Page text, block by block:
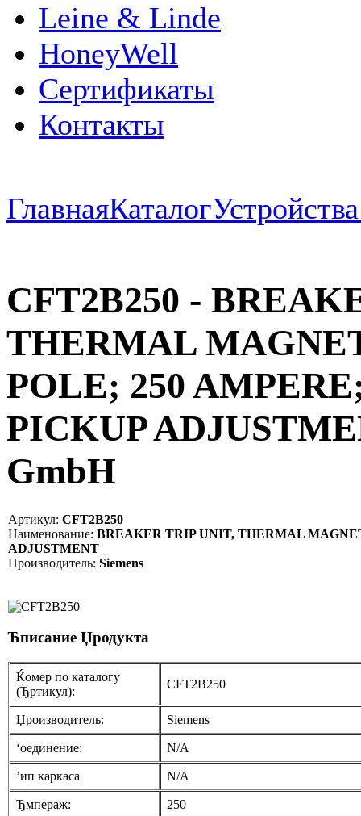
Leine & Linde
HoneyWell
Сертификаты
Контакты
ГлавнаяКаталог
CFT2B250 -
THERMAL
POLE; 250
PICKUP
GmbH
Артикул: CFT2B250
Наименование: BREAKER TRIP UNIT, THERMAL
ADJUSTMENT _
Производитель: Siemens
Ћписание Џродукта
Ќомер по каталогу
(Ђртикул):
CFT2B250
Џроизводитель: Siemens
‘оединение: N/A
’ип каркаса N/A
Ђмпераж: 250